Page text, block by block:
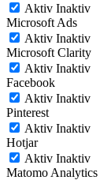
Aktiv Inaktiv
Microsoft Ads
Aktiv Inaktiv
Microsoft Clarity
Aktiv Inaktiv
Facebook
Aktiv Inaktiv
Pinterest
Aktiv Inaktiv
Hotjar
Aktiv Inaktiv
Matomo Analytics